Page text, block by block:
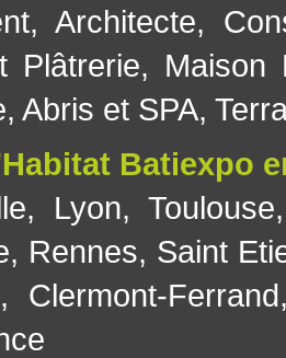
, Architecte,
Plâtrerie, Maison
Abris et SPA,
Batiexpo
, Lyon, Toulouse
, Rennes, Saint
, Clermont-Ferrand